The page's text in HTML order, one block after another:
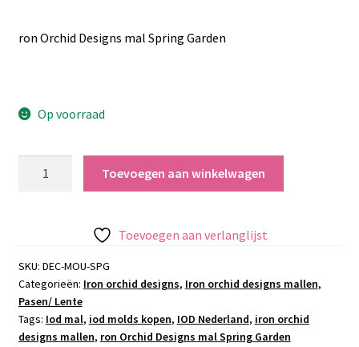
ron Orchid Designs mal Spring Garden
Op voorraad
Garden
aantal
Toevoegen aan winkelwagen
Toevoegen aan verlanglijst
SKU: DEC-MOU-SPG
Categorieën: Iron orchid designs, Iron orchid designs mallen,
Pasen/ Lente
Tags: Iod mal, iod molds kopen, IOD Nederland, iron orchid
designs mallen, ron Orchid Designs mal Spring Garden